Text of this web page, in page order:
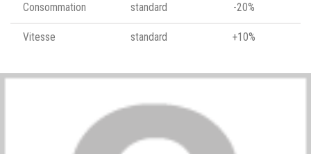
Consommation standard -20%
Vitesse standard +10%